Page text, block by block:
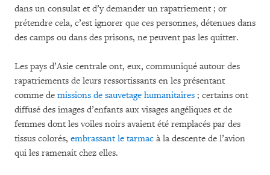
dans un consulat et d’y demander un rapatriement ; or
prétendre cela, c’est ignorer que ces personnes, détenues dans
des camps ou dans des prisons, ne peuvent pas les quitter.
Les pays d’Asie centrale ont, eux, communiqué autour des
rapatriements de leurs ressortissants en les présentant
comme de missions de sauvetage humanitaires ; certains ont
diffusé des images d’enfants aux visages angéliques et de
femmes dont les voiles noirs avaient été remplacés par des
tissus colorés, embrassant le tarmac à la descente de l’avion
qui les ramenait chez elles.